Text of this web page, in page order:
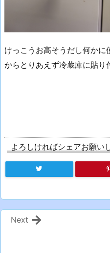
けっこうお高そうだし何か
からとりあえず冷蔵庫に貼り
よろしければシェアお願い
Next